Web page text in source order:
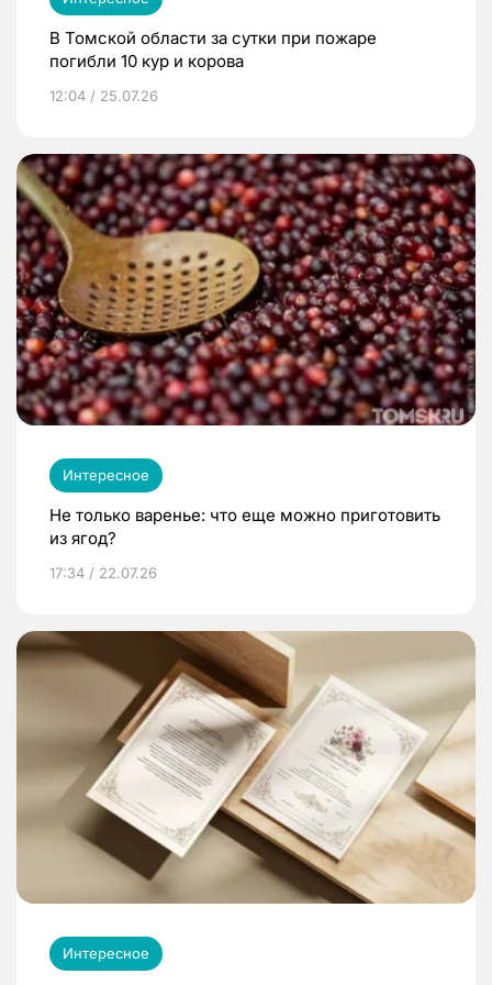
В Томской области за сутки при пожаре
погибли 10 кур и корова
12:04 / 25.07.26
Интересное
Не только варенье: что еще можно приготовить
из ягод?
17:34 / 22.07.26
Интересное